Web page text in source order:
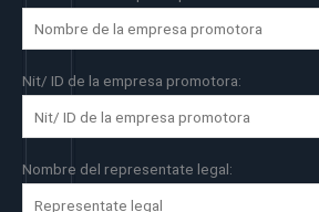
Nit/ ID de la empresa promotora:
Nombre del representate legal: